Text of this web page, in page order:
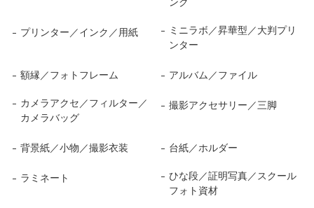
ンク
プリンター／インク／用紙
ミニラボ／昇華型／大判プリ
ンター
額縁／フォトフレーム アルバム／ファイル
カメラアクセ／フィルター／
カメラバッグ
撮影アクセサリー／三脚
背景紙／小物／撮影衣装 台紙／ホルダー
ラミネート
ひな段／証明写真／スクール
フォト資材